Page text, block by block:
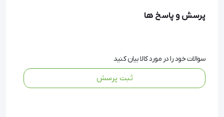
مغز را نیز تضمین می‌کند.
این ویژگی‌ها باعث می‌شود که دهان بازکن پیچی مخروطی
پرسش و پاسخ ها
سوالات خود را در مورد کالا بیان کنید
ثبت پرسش